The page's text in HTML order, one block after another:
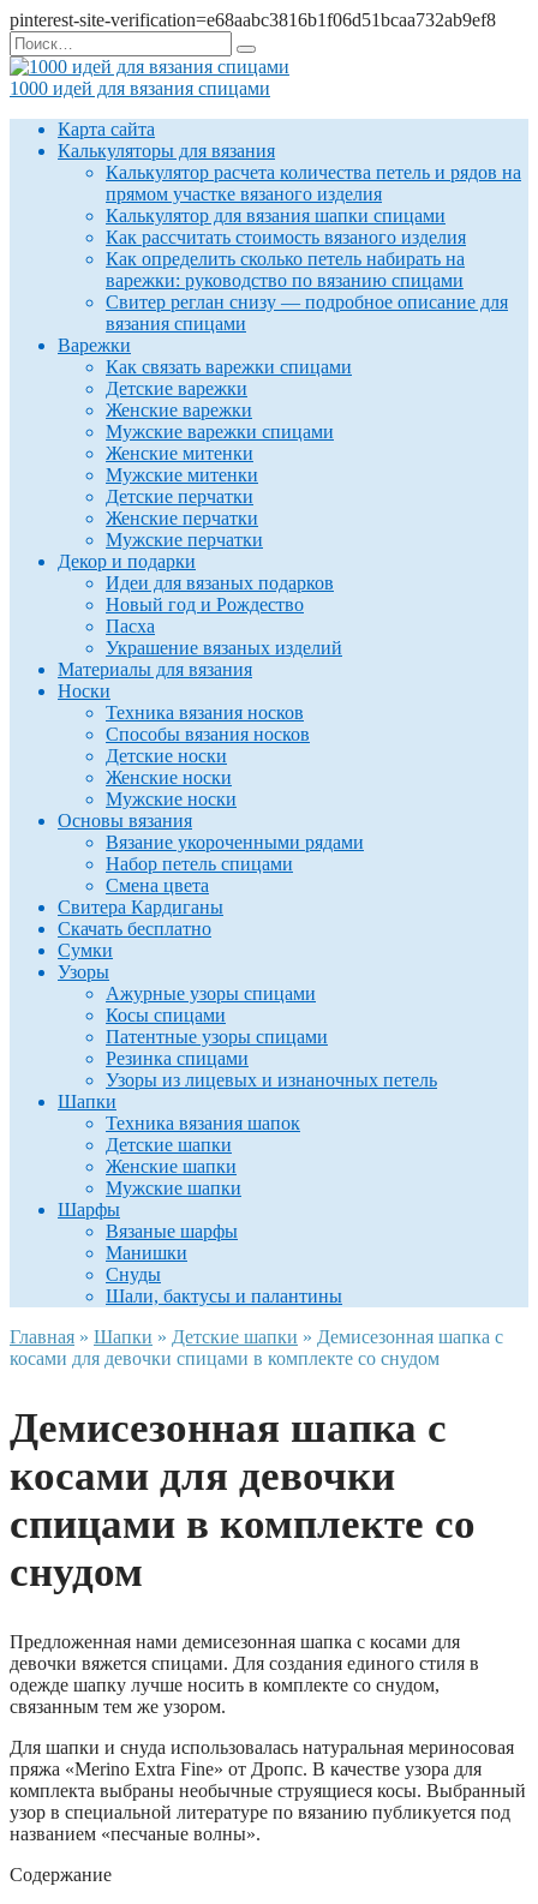
pinterest-site-verification=e68aabc3816b1f06d51bcaa732ab9ef8
Перейти
к
содержанию
Search
for:
1000 идей для вязания спицами
Карта сайта
Калькуляторы для вязания
Калькулятор расчета количества петель и рядов на
прямом участке вязаного изделия
Калькулятор для вязания шапки спицами
Как рассчитать стоимость вязаного изделия
Как определить сколько петель набирать на
варежки: руководство по вязанию спицами
Свитер реглан снизу — подробное описание для
вязания спицами
Варежки
Как связать варежки спицами
Детские варежки
Женские варежки
Мужские варежки спицами
Женские митенки
Мужские митенки
Детские перчатки
Женские перчатки
Мужские перчатки
Декор и подарки
Идеи для вязаных подарков
Новый год и Рождество
Пасха
Украшение вязаных изделий
Материалы для вязания
Носки
Техника вязания носков
Способы вязания носков
Детские носки
Женские носки
Мужские носки
Основы вязания
Вязание укороченными рядами
Набор петель спицами
Смена цвета
Свитера Кардиганы
Скачать бесплатно
Сумки
Узоры
Ажурные узоры спицами
Косы спицами
Патентные узоры спицами
Резинка спицами
Узоры из лицевых и изнаночных петель
Шапки
Техника вязания шапок
Детские шапки
Женские шапки
Мужские шапки
Шарфы
Вязаные шарфы
Манишки
Снуды
Шали, бактусы и палантины
Главная » Шапки » Детские шапки » Демисезонная шапка с
косами для девочки спицами в комплекте со снудом
Демисезонная шапка с
косами для девочки
спицами в комплекте со
снудом
Предложенная нами демисезонная шапка с косами для
девочки вяжется спицами. Для создания единого стиля в
одежде шапку лучше носить в комплекте со снудом,
связанным тем же узором.
Для шапки и снуда использовалась натуральная мериносовая
пряжа «Merino Extra Fine» от Дропс. В качестве узора для
комплекта выбраны необычные струящиеся косы. Выбранный
узор в специальной литературе по вязанию публикуется под
названием «песчаные волны».
Содержание